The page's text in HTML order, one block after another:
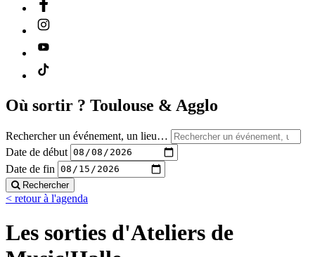
Où sortir ? Toulouse & Agglo
Rechercher un événement, un lieu…
Date de début
Date de fin
Rechercher
< retour à l'agenda
Les sorties d'Ateliers de